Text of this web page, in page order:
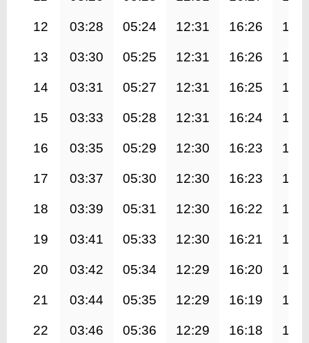
12 03:28 05:24 12:31 16:26
13 03:30 05:25 12:31 16:26
14 03:31 05:27 12:31 16:25
15 03:33 05:28 12:31 16:24
16 03:35 05:29 12:30 16:23
17 03:37 05:30 12:30 16:23
18 03:39 05:31 12:30 16:22
19 03:41 05:33 12:30 16:21
20 03:42 05:34 12:29 16:20
21 03:44 05:35 12:29 16:19
22 03:46 05:36 12:29 16:18